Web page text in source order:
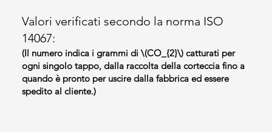
Valori verificati secondo la norma ISO
14067:
(Il numero indica i grammi di \(CO_{2}\) catturati per
ogni singolo tappo, dalla raccolta della corteccia fino a
quando è pronto per uscire dalla fabbrica ed essere
spedito al cliente.)